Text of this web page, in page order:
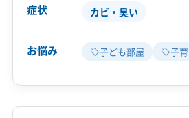
症状 カビ・臭い
お悩み 子ども部屋 子